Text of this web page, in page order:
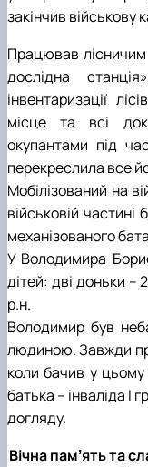
-
-
рок…
-
-
закінчив
Працював
дослідна
інвентаризації
місце та всі
окупантами під
перекреслила все
Мобілізований на
військовій
механізованого
У Володимира
дітей: дві доньки –
р.н.
Володимир був
людиною. Завжди
коли бачив у
батька – інваліда І
догляду.
Вічна памʼять та